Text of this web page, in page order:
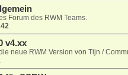
Forum des RWM Teams.
v4.xx
neue RWM Version von Tijn /